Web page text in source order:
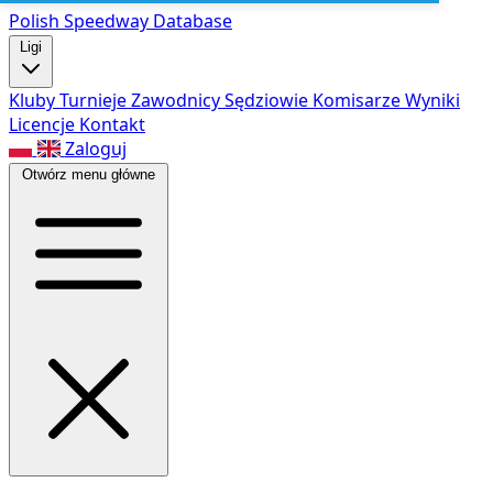
Polish Speedway Database
Ligi
KlubyTurniejeZawodnicySędziowie KomisarzeWyniki
Licencje Kontakt
Zaloguj
Otwórz menu główne